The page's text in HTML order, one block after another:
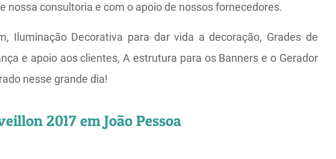
nossa consultoria e com o apoio de nossos fornecedores.
Iluminação Decorativa para dar vida a decoração, Grades de
e apoio aos clientes, A estrutura para os Banners e o Gerador
nesse grande dia!
2017 em João Pessoa